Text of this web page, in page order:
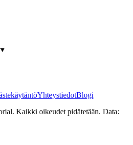
▾
YhteystiedotBlogi
Kaikki oikeudet pidätetään. Data: